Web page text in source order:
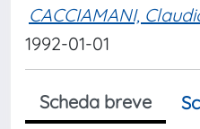
CACCIAMANI,
1992-01-01
Scheda breve